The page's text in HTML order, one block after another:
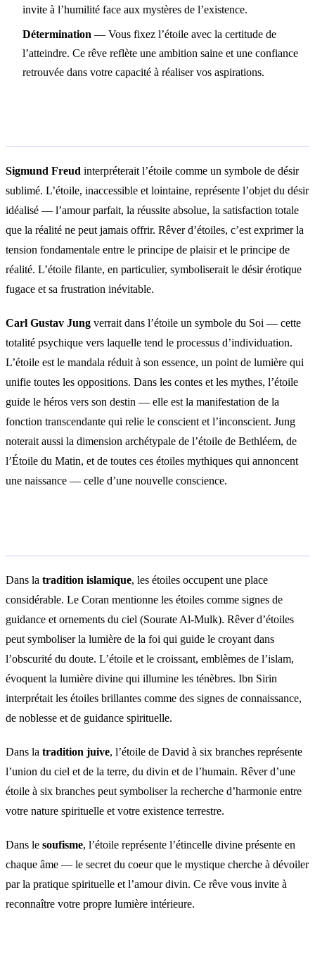
invite à l’humilité face aux mystères de l’existence.
Détermination — Vous fixez l’étoile avec la certitude de
l’atteindre. Ce rêve reflète une ambition saine et une confiance
retrouvée dans votre capacité à réaliser vos aspirations.
Sigmund Freud interpréterait l’étoile comme un symbole de désir
sublimé. L’étoile, inaccessible et lointaine, représente l’objet du désir
idéalisé — l’amour parfait, la réussite absolue, la satisfaction totale
que la réalité ne peut jamais offrir. Rêver d’étoiles, c’est exprimer la
tension fondamentale entre le principe de plaisir et le principe de
réalité. L’étoile filante, en particulier, symboliserait le désir érotique
fugace et sa frustration inévitable.
Carl Gustav Jung verrait dans l’étoile un symbole du Soi — cette
totalité psychique vers laquelle tend le processus d’individuation.
L’étoile est le mandala réduit à son essence, un point de lumière qui
unifie toutes les oppositions. Dans les contes et les mythes, l’étoile
guide le héros vers son destin — elle est la manifestation de la
fonction transcendante qui relie le conscient et l’inconscient. Jung
noterait aussi la dimension archétypale de l’étoile de Bethléem, de
l’Étoile du Matin, et de toutes ces étoiles mythiques qui annoncent
une naissance — celle d’une nouvelle conscience.
Dans la tradition islamique, les étoiles occupent une place
considérable. Le Coran mentionne les étoiles comme signes de
guidance et ornements du ciel (Sourate Al-Mulk). Rêver d’étoiles
peut symboliser la lumière de la foi qui guide le croyant dans
l’obscurité du doute. L’étoile et le croissant, emblèmes de l’islam,
évoquent la lumière divine qui illumine les ténèbres. Ibn Sirin
interprétait les étoiles brillantes comme des signes de connaissance,
de noblesse et de guidance spirituelle.
Dans la tradition juive, l’étoile de David à six branches représente
l’union du ciel et de la terre, du divin et de l’humain. Rêver d’une
étoile à six branches peut symboliser la recherche d’harmonie entre
votre nature spirituelle et votre existence terrestre.
Dans le soufisme, l’étoile représente l’étincelle divine présente en
chaque âme — le secret du coeur que le mystique cherche à dévoiler
par la pratique spirituelle et l’amour divin. Ce rêve vous invite à
reconnaître votre propre lumière intérieure.